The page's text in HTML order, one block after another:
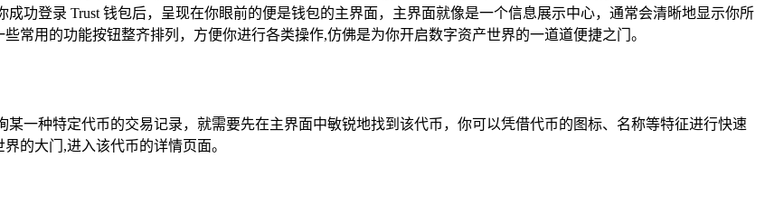
功登录 Trust 钱包后，呈现在你眼前的便是钱包的主界面，主界面就像是一个信息展示中心，通常会清晰地显示你所
常用的功能按钮整齐排列，方便你进行各类操作,仿佛是为你开启数字资产世界的一道道便捷之门。
一种特定代币的交易记录，就需要先在主界面中敏锐地找到该代币，你可以凭借代币的图标、名称等特征进行快速
的大门,进入该代币的详情页面。